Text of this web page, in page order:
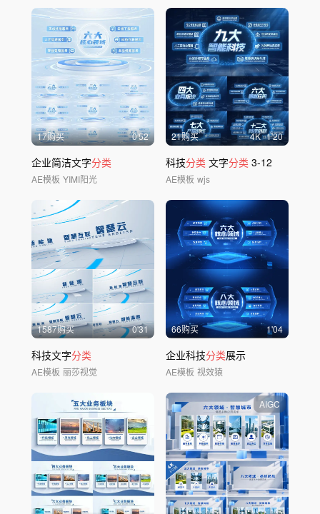
17购买 0'52
企业简洁文字分类
AE模板 YIMI阳光
21购买 4K 1'20
科技分类 文字分类 3-12
AE模板 wjs
1587购买 0'31
科技文字分类
AE模板 丽莎视觉
66购买 1'04
企业科技分类展示
AE模板 视效猿
AIGC